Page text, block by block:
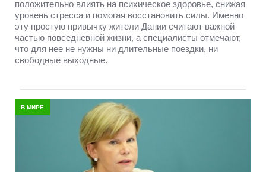
положительно влиять на психическое здоровье, снижая
уровень стресса и помогая восстановить силы. Именно
эту простую привычку жители Дании считают важной
частью повседневной жизни, а специалисты отмечают,
что для нее не нужны ни длительные поездки, ни
свободные выходные.
В МИРЕ